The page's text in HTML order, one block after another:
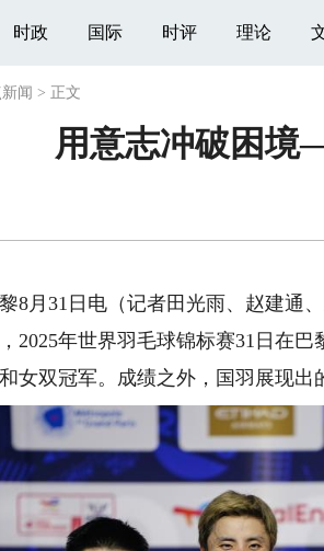
时政 国际 时评 理论
闻 > 正文
用意志冲破困境
31日电（记者田光雨、赵建通
2025年世界羽毛球锦标赛31日在
女双冠军。成绩之外，国羽展现出